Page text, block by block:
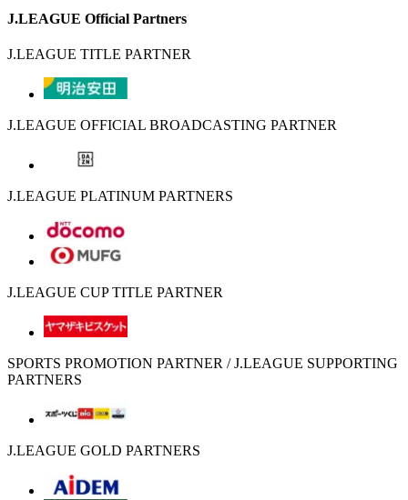
J.LEAGUE Official Partners
J.LEAGUE TITLE PARTNER
J.LEAGUE OFFICIAL BROADCASTING PARTNER
J.LEAGUE PLATINUM PARTNERS
J.LEAGUE CUP TITLE PARTNER
SPORTS PROMOTION PARTNER / J.LEAGUE SUPPORTING
PARTNERS
J.LEAGUE GOLD PARTNERS